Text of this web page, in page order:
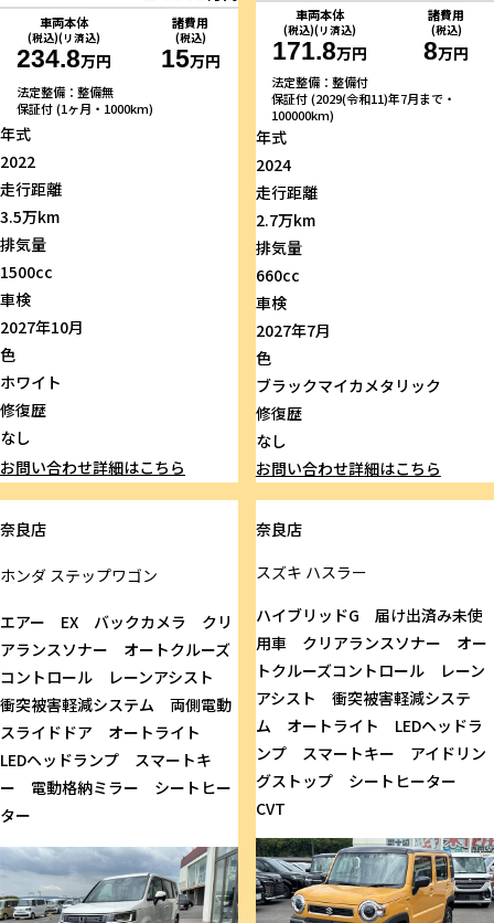
車両本体
(税込)(リ済込)
234.8万円
諸費用
(税込)
15万円
法定整備：整備無
保証付 (1ヶ月・1000km)
年式
2022
走行距離
3.5万km
排気量
1500cc
車検
2027年10月
色
ホワイト
修復歴
なし
お問い合わせ詳細はこちら
車両本体
(税込)(リ済込)
171.8万円
諸費用
(税込)
8万円
法定整備：整備付
保証付 (2029(令和11)年7月まで・
100000km)
年式
2024
走行距離
2.7万km
排気量
660cc
車検
2027年7月
色
ブラックマイカメタリック
修復歴
なし
お問い合わせ詳細はこちら
奈良店
ホンダ ステップワゴン
エアー EX バックカメラ クリ
アランスソナー オートクルーズ
コントロール レーンアシスト
衝突被害軽減システム 両側電動
スライドドア オートライト
LEDヘッドランプ スマートキ
ー 電動格納ミラー シートヒー
ター
奈良店
スズキ ハスラー
ハイブリッドG 届け出済み未使
用車 クリアランスソナー オー
トクルーズコントロール レーン
アシスト 衝突被害軽減システ
ム オートライト LEDヘッドラ
ンプ スマートキー アイドリン
グストップ シートヒーター
CVT